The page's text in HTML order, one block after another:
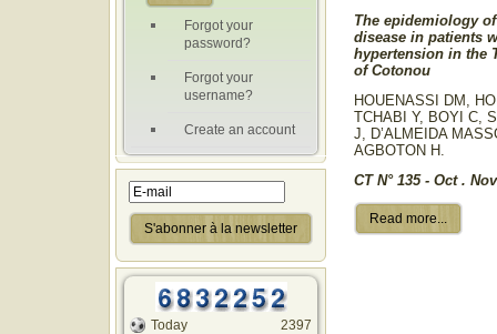
Forgot your
password?
Forgot your
username?
Create an account
Today
2397
The epidemiology
disease in patients
hypertension in the
of Cotonou
HOUENASSI DM,
TCHABI Y, BOYI C,
J, D’ALMEIDA
AGBOTON H.
CT N° 135 - Oct .
Read more...